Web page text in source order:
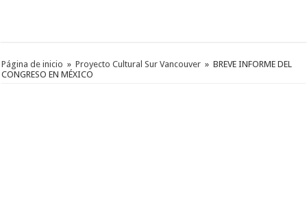
Página de inicio » Proyecto Cultural Sur Vancouver » BREVE INFORME DEL
CONGRESO EN MÉXICO